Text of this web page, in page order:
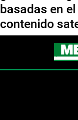
basadas en
contenido